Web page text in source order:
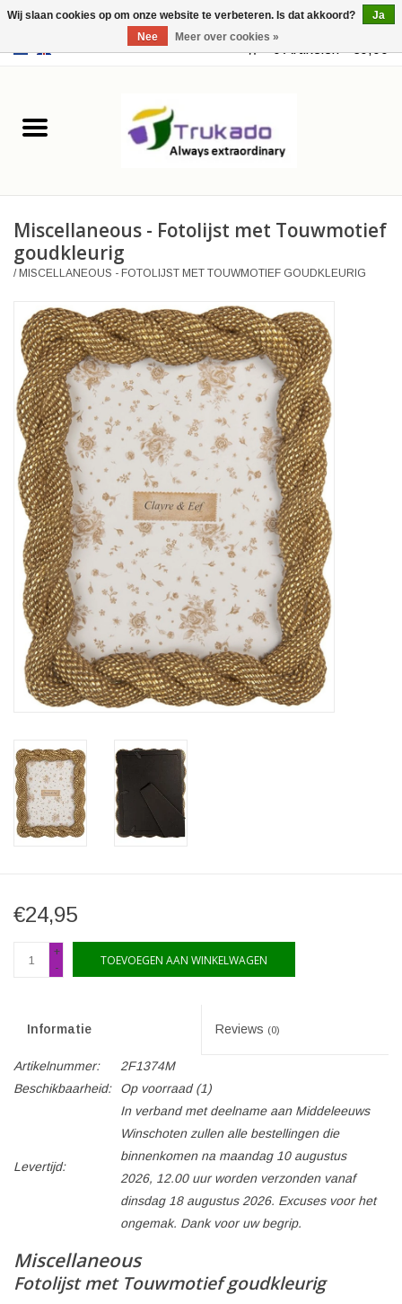
USD 0 Artikelen - €0,00
Leer
Merchandise
Gothic Steampunk
Tassen
Veronese Design
Giftware & Lifestyle &
Collectables
Bezoek ons
Nieuw
Aanbiedingen
Miscellaneous - Fotolijst met Touwmotief
goudkleurig
/MISCELLANEOUS - FOTOLIJST MET TOUWMOTIEF GOUDKLEURIG
€24,95
+
-
TOEVOEGEN AAN WINKELWAGEN
Informatie Reviews (0)
Artikelnummer:
2F1374M
Beschikbaarheid:
Op voorraad(1)
Levertijd:
In verband met deelname aan Middeleeuws
Winschoten zullen alle bestellingen die
binnenkomen na maandag 10 augustus
2026, 12.00 uur worden verzonden vanaf
dinsdag 18 augustus 2026. Excuses voor het
ongemak. Dank voor uw begrip.
Miscellaneous
Fotolijst met Touwmotief goudkleurig
Wij slaan cookies op om onze website te verbeteren. Is dat akkoord?
Ja
Nee
Meer over cookies »